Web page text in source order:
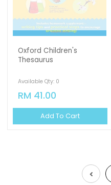
Oxford Children's
Thesaurus
Available Qty: 0
RM 41.00
Add To Cart